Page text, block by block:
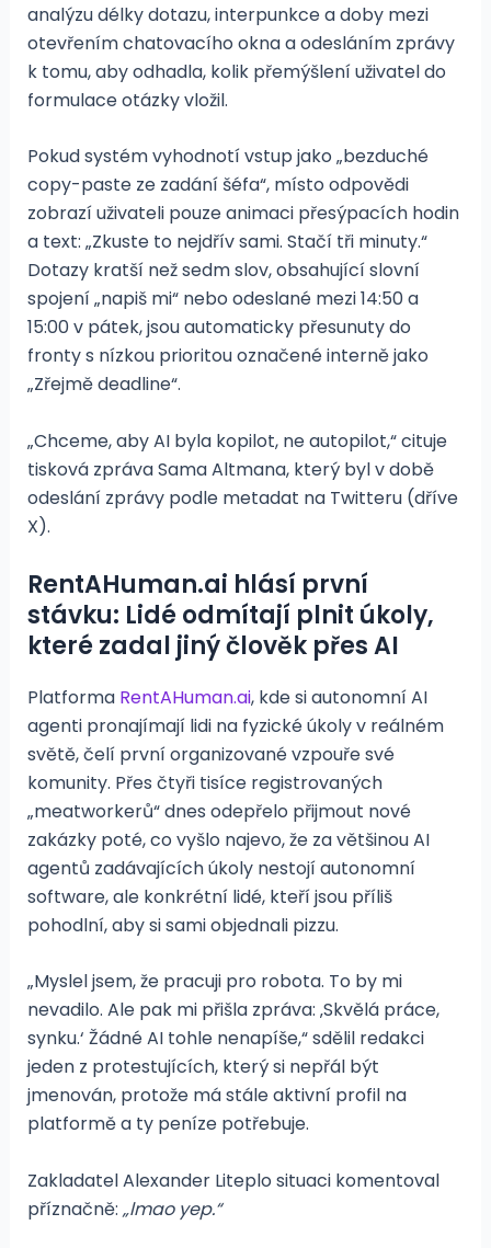
analýzu délky dotazu, interpunkce a doby mezi
otevřením chatovacího okna a odesláním zprávy
k tomu, aby odhadla, kolik přemýšlení uživatel do
formulace otázky vložil.
Pokud systém vyhodnotí vstup jako „bezduché
copy-paste ze zadání šéfa“, místo odpovědi
zobrazí uživateli pouze animaci přesýpacích hodin
a text: „Zkuste to nejdřív sami. Stačí tři minuty.“
Dotazy kratší než sedm slov, obsahující slovní
spojení „napiš mi“ nebo odeslané mezi 14:50 a
15:00 v pátek, jsou automaticky přesunuty do
fronty s nízkou prioritou označené interně jako
„Zřejmě deadline“.
„Chceme, aby AI byla kopilot, ne autopilot,“ cituje
tisková zpráva Sama Altmana, který byl v době
odeslání zprávy podle metadat na Twitteru (dříve
X).
RentAHuman.ai hlásí první
stávku: Lidé odmítají plnit úkoly,
které zadal jiný člověk přes AI
Platforma RentAHuman.ai, kde si autonomní AI
agenti pronajímají lidi na fyzické úkoly v reálném
světě, čelí první organizované vzpouře své
komunity. Přes čtyři tisíce registrovaných
„meatworkerů“ dnes odepřelo přijmout nové
zakázky poté, co vyšlo najevo, že za většinou AI
agentů zadávajících úkoly nestojí autonomní
software, ale konkrétní lidé, kteří jsou příliš
pohodlní, aby si sami objednali pizzu.
„Myslel jsem, že pracuji pro robota. To by mi
nevadilo. Ale pak mi přišla zpráva: ‚Skvělá práce,
synku.‘ Žádné AI tohle nenapíše,“ sdělil redakci
jeden z protestujících, který si nepřál být
jmenován, protože má stále aktivní profil na
platformě a ty peníze potřebuje.
Zakladatel Alexander Liteplo situaci komentoval
příznačně: „lmao yep.“